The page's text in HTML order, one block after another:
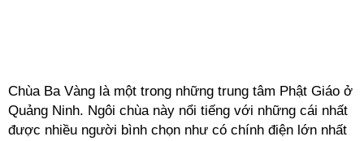
Chùa Ba Vàng là một trong những trung tâm Phật Giáo ở
Quảng Ninh. Ngôi chùa này nổi tiếng với những cái nhất
được nhiều người bình chọn như có chính điện lớn nhất